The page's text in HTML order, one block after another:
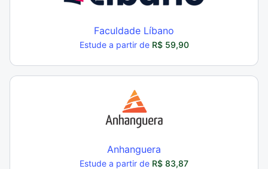
Faculdade Líbano
Estude a partir de R$ 59,90
Anhanguera
Estude a partir de R$ 83,87